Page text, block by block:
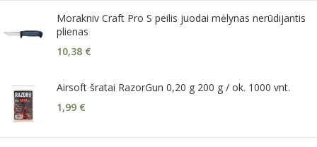
Morakniv Craft Pro S peilis juodai mėlynas nerūdijantis
plienas
10,38 €
Airsoft šratai RazorGun 0,20 g 200 g / ok. 1000 vnt.
1,99 €